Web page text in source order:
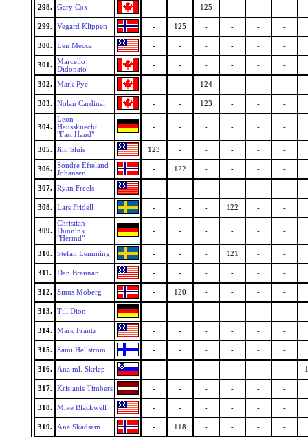
298. Gary Cox - - 125 - - -
299. Vegard Klippen - 125 - - - -
300. Len Mecca - - - - - -
301.
Marcello
Didonato
- - - - - -
302. Mark Pye - - 124 - - -
303. Nolan Cardinal - - 123 - - -
304.
Leon
Haussknecht
"Fast Hand"
- - - - - -
305. Jim Sluis 123 - - - - -
306.
Sondre Efteland
Johansen
- 122 - - - -
307. Ryan Freels - - - - - -
308. Lars Fridell - - - 122 - -
309.
Christian
Dunnink
"Hermd"
- - - - - -
310. Stefan Lemming - - - 121 - -
311. Dan Brennan - - - - - -
312. Sinus Moberg - 120 - - - -
313. Till Dion - - - - - -
314. Mark Frantz - - - - - -
315. Sami Hellstrom - - - - - -
316. Ana ml. Skrlep - - - - - -
317. Krisjanis Timbers - - - - - -
318. Mike Blackwell - - - - - -
319. Ane Skadsem - 118 - - - -